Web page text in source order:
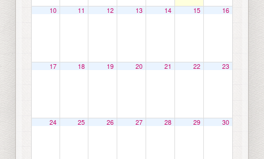
10 11 12 13 14 15 16
17 18 19 20 21 22 23
24 25 26 27 28 29 30